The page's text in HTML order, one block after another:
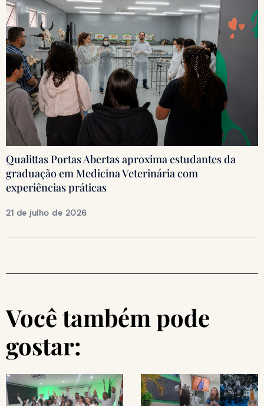
Qualittas Portas Abertas aproxima estudantes da
graduação em Medicina Veterinária com
experiências práticas
21 de julho de 2026
Você também pode
gostar: